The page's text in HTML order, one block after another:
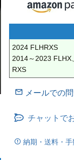
2024 FLHRXS
2014～2023 FLHX
RXS
チャットで
納期・送料・